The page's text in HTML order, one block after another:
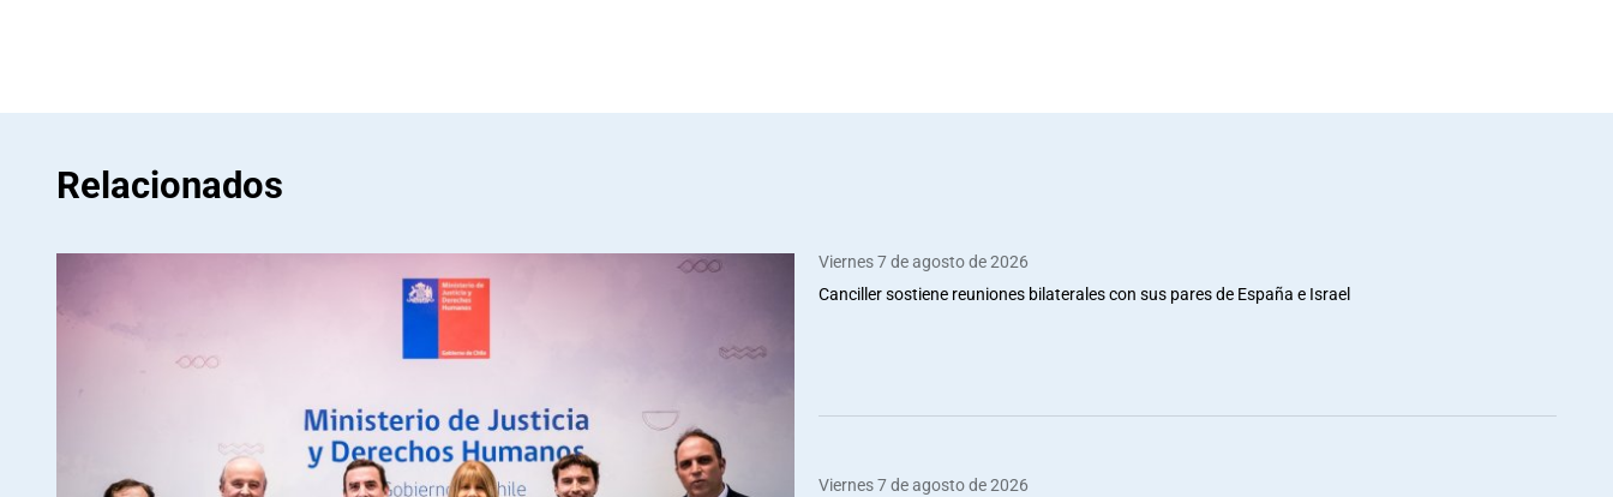
Relacionados
Viernes 7 de agosto de 2026
Canciller sostiene reuniones bilaterales con sus pares de España e Israel
Viernes 7 de agosto de 2026